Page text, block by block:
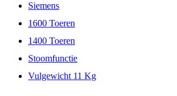
Siemens
1600 Toeren
1400 Toeren
Stoomfunctie
Vulgewicht 11 Kg